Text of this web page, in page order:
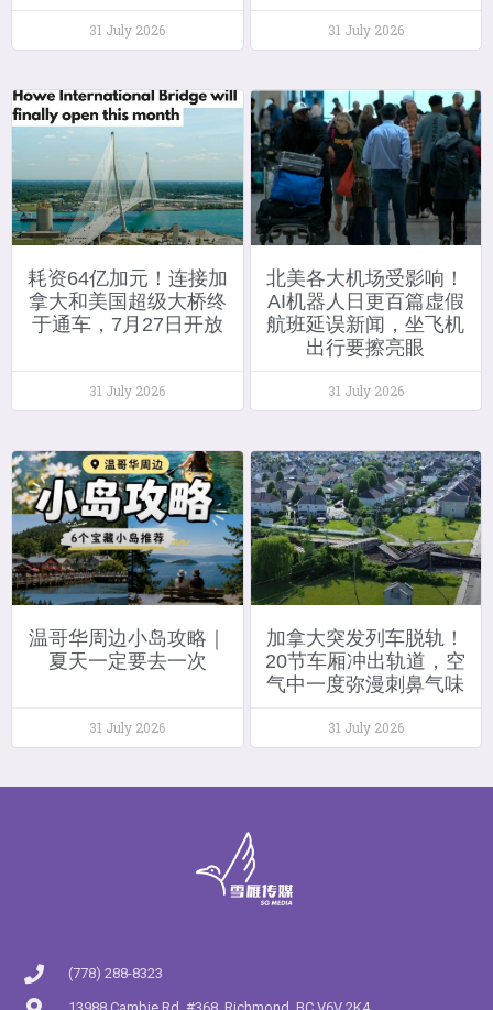
31 July 2026 31 July 2026
耗资64亿加元！连接加
拿大和美国超级大桥终
于通车，7月27日开放
31 July 2026
北美各大机场受影响！
AI机器人日更百篇虚假
航班延误新闻，坐飞机
出行要擦亮眼
31 July 2026
温哥华周边小岛攻略｜
夏天一定要去一次
31 July 2026
加拿大突发列车脱轨！
20节车厢冲出轨道，空
气中一度弥漫刺鼻气味
31 July 2026
(778) 288-8323